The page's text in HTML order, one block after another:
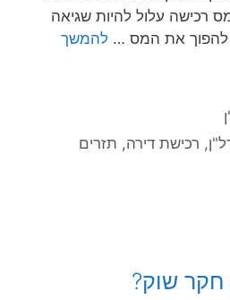
רכישה עלול להיות שגיאה
להפוך את המס … להמשך
, רכישת דירה, תזרים
חקר שוק?